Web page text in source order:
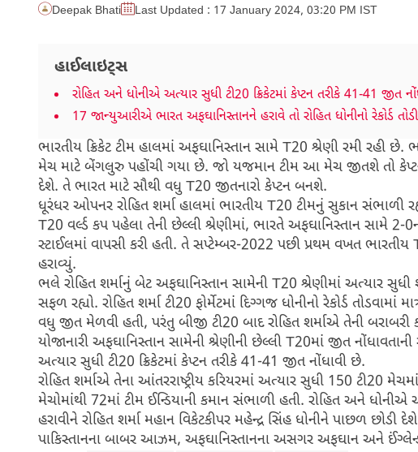
Deepak Bhati Last Updated : 17 January 2024, 03:20 PM IST
હાઈલાઇટ્સ
રોહિત અને ધોનીએ અત્યાર સુધી ટી20 ક્રિકેટમાં કેપ્ટન તરીકે 41-41 જીત
17 જાન્યુઆરીએ ભારત અફઘાનિસ્તાનને હરાવે તો રોહિત ધોનીનો રેકોર્ડ
ભારતીય ક્રિકેટ ટીમ હાલમાં અફઘાનિસ્તાન સામે T20 શ્રેણી રમી રહી
મેચ માટે બેંગલુરુ પહોંચી ગયા છે. જો યજમાન ટીમ આ મેચ જીતશે તો કેપ્ટન
દેશે. તે ભારત માટે સૌથી વધુ T20 જીતનારો કેપ્ટન બનશે.
ધૂરંધર ઓપનર રોહિત શર્મા હાલમાં ભારતીય T20 ટીમનું સુકાન સંભાળી
T20 વર્લ્ડ કપ પહેલા તેની છેલ્લી શ્રેણીમાં, ભારતે અફઘાનિસ્તાન સામે
સ્ટાઈલમાં વાપસી કરી હતી. તે સપ્ટેમ્બર-2022 પછી પ્રથમ વખત
હરાવ્યું.
ભલે રોહિત શર્માનું બેટ અફઘાનિસ્તાન સામેની T20 શ્રેણીમાં અત્યાર સુધી
સફળ રહ્યો. રોહિત શર્મા ટી20 ફોર્મેટમાં દિગ્ગજ ધોનીનો રેકોર્ડ
વધુ જીત મેળવી હતી, પરંતુ બીજી ટી20 બાદ રોહિત શર્માએ તેની બરાબરી
યોજાનારી અફઘાનિસ્તાન સામેની શ્રેણીની છેલ્લી T20માં જીત
અત્યાર સુધી ટી20 ક્રિકેટમાં કેપ્ટન તરીકે 41-41 જીત નોંધાવી છે.
રોહિત શર્માએ તેના આંતરરાષ્ટ્રીય કરિયરમાં અત્યાર સુધી 150 ટી20
મેચોમાંથી 72માં ટીમ ઈન્ડિયાની કમાન સંભાળી હતી. રોહિત અને
હરાવીને રોહિત શર્મા મહાન વિકેટકીપર મહેન્દ્ર સિંહ ધોનીને પાછળ છોડી
પાકિસ્તાનના બાબર આઝમ, અફઘાનિસ્તાનના અસગર અફઘાન અને